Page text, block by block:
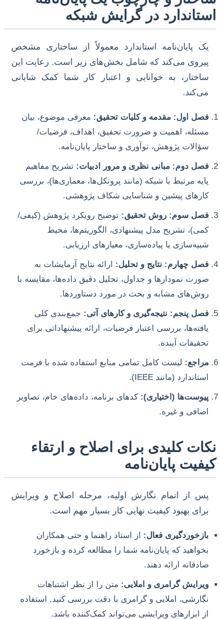
استاندارد در گرایش شبکه
یک پایان‌نامه استاندارد معمولاً از ساختاری مشخص
پیروی می‌کند که شامل بخش‌های زیر است. رعایت این
ساختار، به خوانایی و اعتبار کار شما کمک شایانی
می‌کند.
فصل اول: مقدمه و کلیات تحقیق: معرفی موضوع، بیان
مسئله، اهمیت و ضرورت تحقیق، اهداف، فرضیات/
سؤالات پژوهش، نوآوری و ساختار پایان‌نامه.
فصل دوم: مبانی نظری و مرور ادبیات: تشریح مفاهیم
پایه مرتبط با شبکه (مانند پروتکل‌ها، معماری‌ها)، بررسی
کارهای پیشین و شناسایی شکاف پژوهشی.
فصل سوم: روش تحقیق: توضیح رویکرد پژوهش (کیفی/
کمی)، تشریح مدل پیشنهادی، الگوریتم‌ها، محیط
شبیه‌سازی یا پیاده‌سازی، معیارهای ارزیابی.
فصل چهارم: نتایج و تحلیل: ارائه نتایج آزمایشات به
صورت نمودارها و جداول، تحلیل دقیق داده‌ها، مقایسه با
روش‌های مشابه و بحث در مورد دستاوردها.
فصل پنجم: نتیجه‌گیری و کارهای آتی: جمع‌بندی کلی
یافته‌ها، بررسی اعتبار فرضیات، ارائه پیشنهاداتی برای
تحقیقات آینده.
مراجع: لیست کامل تمامی منابع استفاده شده با فرمت
استاندارد (مانند IEEE).
پیوست‌ها (اختیاری): کدهای برنامه، داده‌های خام، تصاویر
اضافی و غیره.
نکات کلیدی برای اصلاح و ارتقاء
کیفیت پایان‌نامه
پس از اتمام نگارش اولیه، مرحله اصلاح و ویرایش
برای بهبود کیفیت نهایی کار بسیار مهم است.
بازخوردگیری فعال: از استاد راهنما و حتی همکاران
بخواهید که پایان‌نامه شما را مطالعه کرده و بازخورد
صادقانه ارائه دهند.
ویرایش گرامری و املایی: متن را از نظر اشتباهات
نگارشی، املایی و گرامری با دقت بررسی کنید. استفاده
از ابزارهای ویرایشی می‌تواند کمک‌کننده باشد.